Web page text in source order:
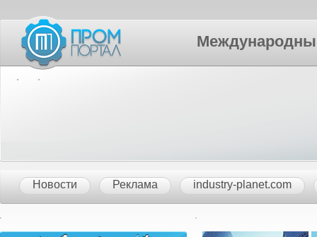
Международный
Новости Реклама industry-planet.com